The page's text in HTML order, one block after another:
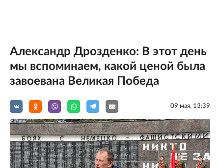
Александр Дрозденко: В этот день
мы вспоминаем, какой ценой была
завоевана Великая Победа
09 мая, 13:39